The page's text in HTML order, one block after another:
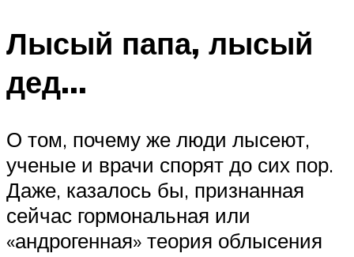
Лысый папа, лысый
дед…
О том, почему же люди лысеют,
ученые и врачи спорят до сих пор.
Даже, казалось бы, признанная
сейчас гормональная или
«андрогенная» теория облысения